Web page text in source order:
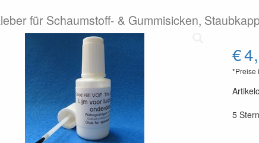
für Schaumstoff- & Gummisicken,
€
*Preise
5